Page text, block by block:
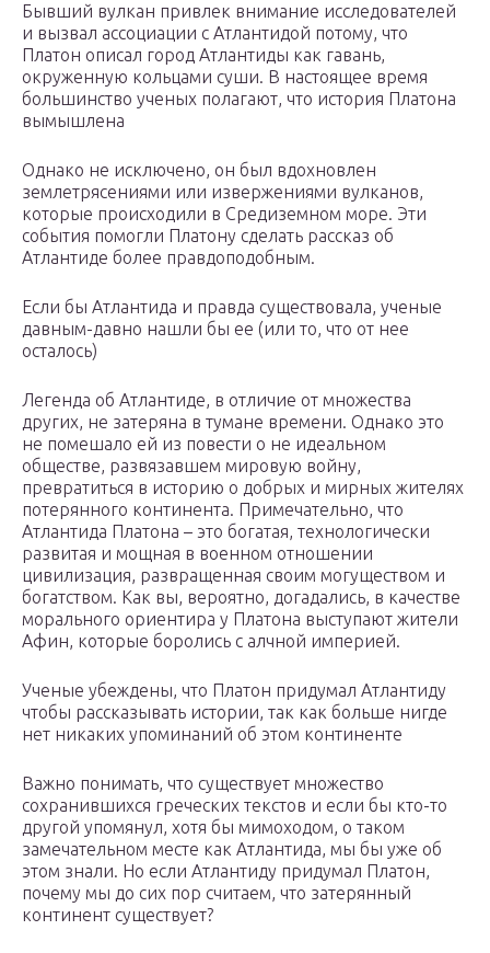
Бывший вулкан привлек внимание исследователей
и вызвал ассоциации с Атлантидой потому, что
Платон описал город Атлантиды как гавань,
окруженную кольцами суши. В настоящее время
большинство ученых полагают, что история Платона
вымышлена
Однако не исключено, он был вдохновлен
землетрясениями или извержениями вулканов,
которые происходили в Средиземном море. Эти
события помогли Платону сделать рассказ об
Атлантиде более правдоподобным.
Если бы Атлантида и правда существовала, ученые
давным-давно нашли бы ее (или то, что от нее
осталось)
Легенда об Атлантиде, в отличие от множества
других, не затеряна в тумане времени. Однако это
не помешало ей из повести о не идеальном
обществе, развязавшем мировую войну,
превратиться в историю о добрых и мирных жителях
потерянного континента. Примечательно, что
Атлантида Платона – это богатая, технологически
развитая и мощная в военном отношении
цивилизация, развращенная своим могуществом и
богатством. Как вы, вероятно, догадались, в качестве
морального ориентира у Платона выступают жители
Афин, которые боролись с алчной империей.
Ученые убеждены, что Платон придумал Атлантиду
чтобы рассказывать истории, так как больше нигде
нет никаких упоминаний об этом континенте
Важно понимать, что существует множество
сохранившихся греческих текстов и если бы кто-то
другой упомянул, хотя бы мимоходом, о таком
замечательном месте как Атлантида, мы бы уже об
этом знали. Но если Атлантиду придумал Платон,
почему мы до сих пор считаем, что затерянный
континент существует?